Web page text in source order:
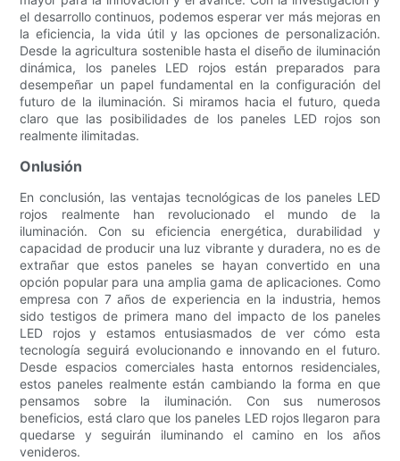
el desarrollo continuos, podemos esperar ver más mejoras en
la eficiencia, la vida útil y las opciones de personalización.
Desde la agricultura sostenible hasta el diseño de iluminación
dinámica, los paneles LED rojos están preparados para
desempeñar un papel fundamental en la configuración del
futuro de la iluminación. Si miramos hacia el futuro, queda
claro que las posibilidades de los paneles LED rojos son
realmente ilimitadas.
Onlusión
En conclusión, las ventajas tecnológicas de los paneles LED
rojos realmente han revolucionado el mundo de la
iluminación. Con su eficiencia energética, durabilidad y
capacidad de producir una luz vibrante y duradera, no es de
extrañar que estos paneles se hayan convertido en una
opción popular para una amplia gama de aplicaciones. Como
empresa con 7 años de experiencia en la industria, hemos
sido testigos de primera mano del impacto de los paneles
LED rojos y estamos entusiasmados de ver cómo esta
tecnología seguirá evolucionando e innovando en el futuro.
Desde espacios comerciales hasta entornos residenciales,
estos paneles realmente están cambiando la forma en que
pensamos sobre la iluminación. Con sus numerosos
beneficios, está claro que los paneles LED rojos llegaron para
quedarse y seguirán iluminando el camino en los años
venideros.